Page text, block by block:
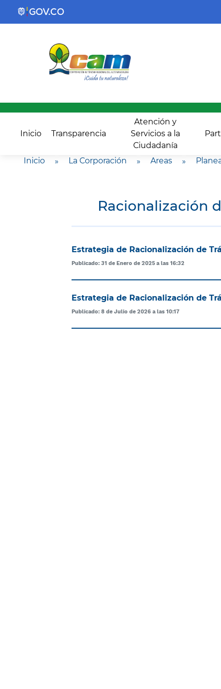
Inicio Transparencia
Atención y
Servicios a la
Ciudadanía
Inicio » La Corporación » Areas »
Racionalización
Estrategia de Racionalización de
Publicado: 31 de Enero de 2025 a las 16:32
Estrategia de Racionalización de
Publicado: 8 de Julio de 2026 a las 10:17